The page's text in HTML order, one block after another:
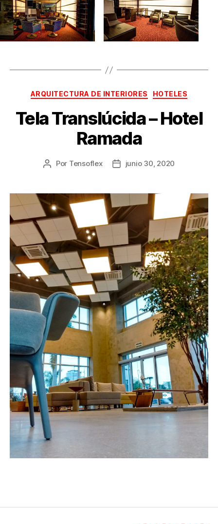
ARQUITECTURA DE INTERIORES HOTELES
Tela Translúcida – Hotel
Ramada
Por Tensoflex junio 30, 2020